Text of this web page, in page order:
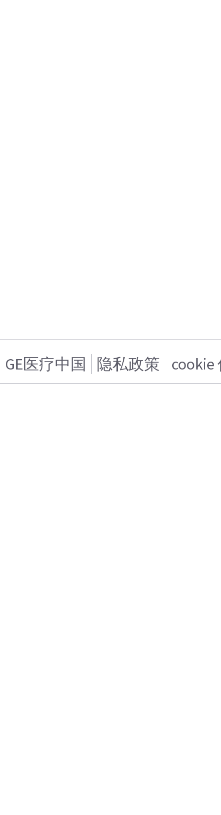
GE医疗中国 隐私政策 cookie